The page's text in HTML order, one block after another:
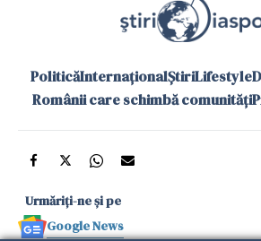
PoliticăInternaționalȘtiriLifestyle
Românii care schimbă comunități
Urmăriți-ne și pe
Google News